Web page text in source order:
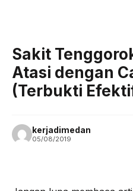
Sakit
Atasi dengan
(Terbukti
kerjadimedan
05/08/2019